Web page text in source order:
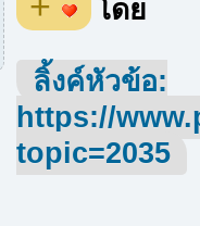
โดย
ลิ้งค์หัวข้อ:
https://
topic=2035